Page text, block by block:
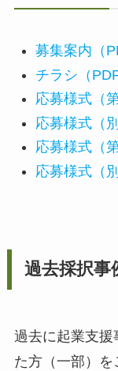
募集案内（
チラシ（
応募様式（
応募様式（別
応募様式（
応募様式（
過去採択事
過去に起業支
た方（一部）を